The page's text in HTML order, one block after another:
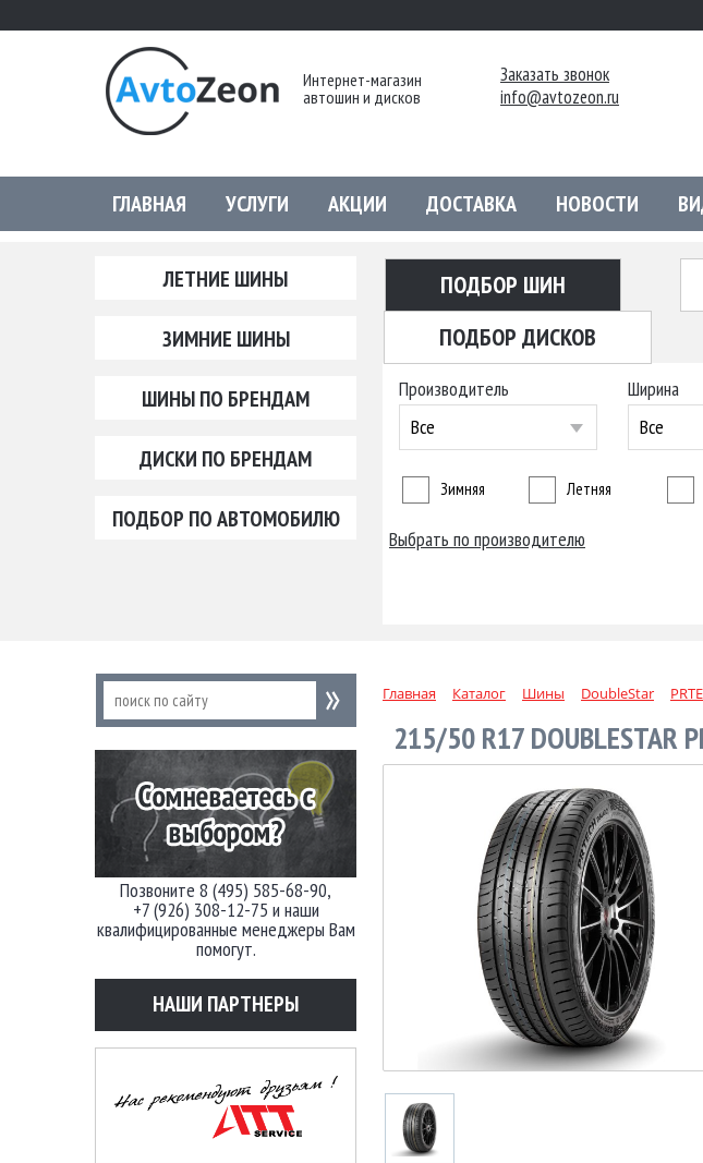
Интернет-магазин
автошин и дисков
Заказать звонок
info@avtozeon.ru
ГЛАВНАЯ УСЛУГИ АКЦИИ ДОСТАВКА НОВОСТИ
ЛЕТНИЕ ШИНЫ
ЗИМНИЕ ШИНЫ
ШИНЫ ПО БРЕНДАМ
ДИСКИ ПО БРЕНДАМ
ПОДБОР ПО АВТОМОБИЛЮ
ПОДБОР ШИН
ПОДБОР ДИСКОВ
Производитель
Все
Ширина
Все
Зимняя Летняя
Выбрать по производителю
Позвоните 8 (495) 585-68-90,
+7 (926) 308-12-75 и наши
квалифицированные менеджеры Вам
помогут.
НАШИ ПАРТНЕРЫ
Главная Каталог Шины DoubleStar
215/50 R17 DOUBLESTAR